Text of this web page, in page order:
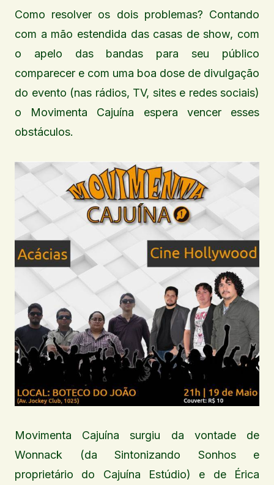
Como resolver os dois problemas? Contando
com a mão estendida das casas de show, com
o apelo das bandas para seu público
comparecer e com uma boa dose de divulgação
do evento (nas rádios, TV, sites e redes sociais)
o Movimenta Cajuína espera vencer esses
obstáculos.
Movimenta Cajuína surgiu da vontade de
Wonnack (da Sintonizando Sonhos e
proprietário do Cajuína Estúdio) e de Érica